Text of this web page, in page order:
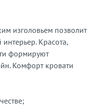
изголовьем позволит
Красота,
формируют
Комфорт кровати